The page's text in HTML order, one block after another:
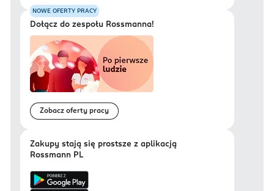
NOWE OFERTY PRACY
Dołącz do zespołu Rossmanna!
Zobacz oferty pracy
Zakupy stają się prostsze z aplikacją
Rossmann PL